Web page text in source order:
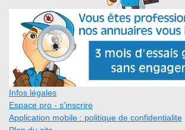
Infos légales
Espace pro - s'inscrire
Application mobile : politique de confidentialite